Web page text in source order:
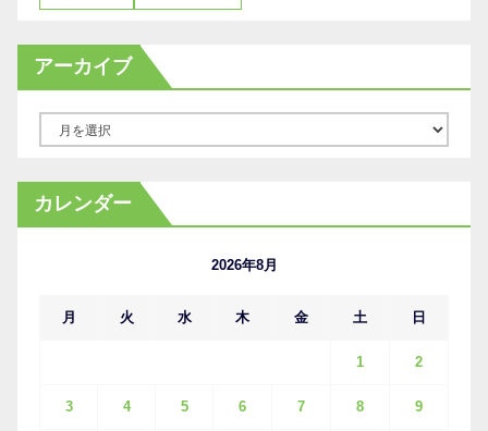
アーカイブ
カ
イ
カレンダー
2026年8月
月 火 水 木 金 土 日
1 2
3 4 5 6 7 8 9